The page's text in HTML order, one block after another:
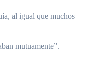
al igual que muchos
mutuamente”.